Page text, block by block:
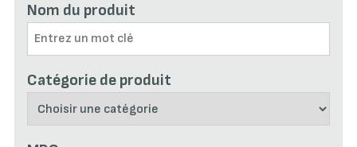
Nom du produit
Catégorie de produit